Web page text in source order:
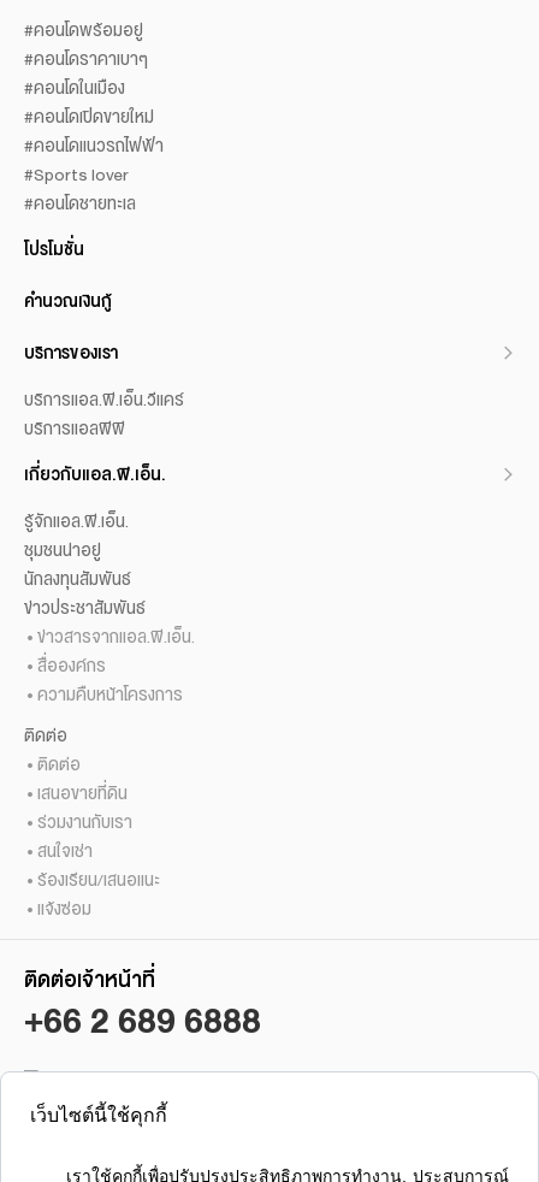
#คอนโดพร้อมอยู่
#คอนโดราคาเบาๆ
#คอนโดในเมือง
#คอนโดเปิดขายใหม่
#คอนโดแนวรถไฟฟ้า
#Sports lover
#คอนโดชายทะเล
โปรโมชั่น
คำนวณเงินกู้
บริการของเรา
บริการแอล.พี.เอ็น.วีแคร์
บริการแอลพีพี
เกี่ยวกับแอล.พี.เอ็น.
รู้จักแอล.พี.เอ็น.
ชุมชนน่าอยู่
นักลงทุนสัมพันธ์
ข่าวประชาสัมพันธ์
ข่าวสารจากแอล.พี.เอ็น.
สื่อองค์กร
ความคืบหน้าโครงการ
ติดต่อ
ติดต่อ
เสนอขายที่ดิน
ร่วมงานกับเรา
สนใจเช่า
ร้องเรียน/เสนอแนะ
แจ้งซ่อม
ติดต่อเจ้าหน้าที่
+66 2 689 6888
เว็บไซต์นี้ใช้คุกกี้